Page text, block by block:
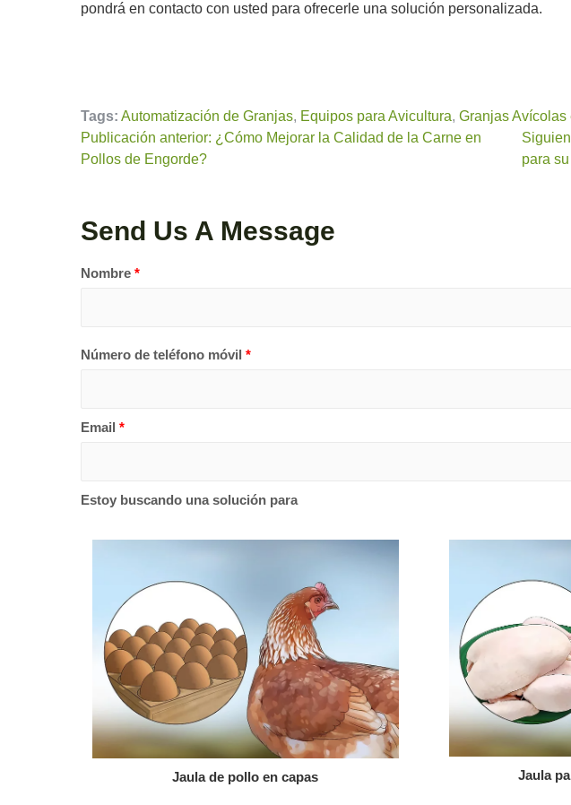
pondrá en contacto con usted para ofrecerle una solución personalizada.
Tags: Automatización de Granjas, Equipos para Avicultura, Granjas Avícolas
Publicación anterior: ¿Cómo Mejorar la Calidad de la Carne en
Pollos de Engorde?
para
Send Us A Message
Nombre *
Número de teléfono móvil *
Email *
Estoy buscando una solución para
Jaula de pollo en capas Jaula